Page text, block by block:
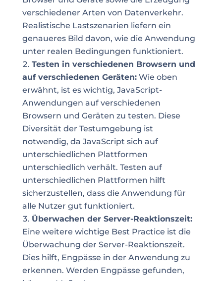
verschiedener Arten von Datenverkehr.
Realistische Lastszenarien liefern ein
genaueres Bild davon, wie die Anwendung
unter realen Bedingungen funktioniert.
Testen in verschiedenen Browsern und
auf verschiedenen Geräten:Wie oben
erwähnt, ist es wichtig, JavaScript-
Anwendungen auf verschiedenen
Browsern und Geräten zu testen. Diese
Diversität der Testumgebung ist
notwendig, da JavaScript sich auf
unterschiedlichen Plattformen
unterschiedlich verhält. Testen auf
unterschiedlichen Plattformen hilft
sicherzustellen, dass die Anwendung für
alle Nutzer gut funktioniert.
Überwachen der Server-Reaktionszeit:
Eine weitere wichtige Best Practice ist die
Überwachung der Server-Reaktionszeit.
Dies hilft, Engpässe in der Anwendung zu
erkennen. Werden Engpässe gefunden,